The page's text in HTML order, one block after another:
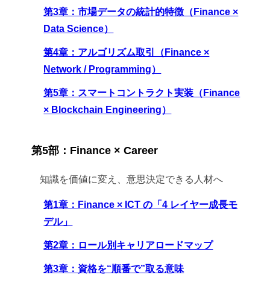
第3章：市場データの統計的特徴（Finance ×
Data Science）
第4章：アルゴリズム取引（Finance ×
Network / Programming）
第5章：スマートコントラクト実装（Finance
× Blockchain Engineering）
第5部：Finance × Career
知識を価値に変え、意思決定できる人材へ
第1章：Finance × ICT の「4 レイヤー成長モ
デル」
第2章：ロール別キャリアロードマップ
第3章：資格を“順番で”取る意味